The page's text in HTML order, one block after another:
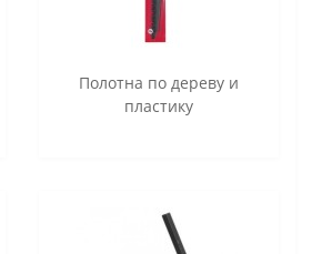
Полотна по дереву и
пластику